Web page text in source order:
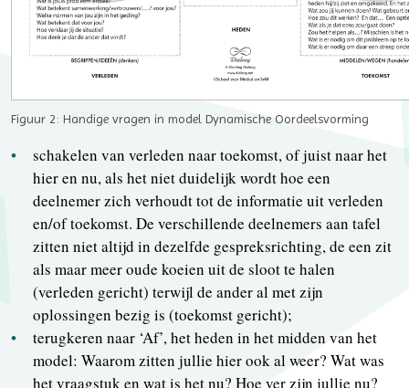
Figuur 2: Handige vragen in model Dynamische Oordeelsvorming
schakelen van verleden naar toekomst, of juist naar het
hier en nu, als het niet duidelijk wordt hoe een
deelnemer zich verhoudt tot de informatie uit verleden
en/of toekomst. De verschillende deelnemers aan tafel
zitten niet altijd in dezelfde gespreksrichting, de een zit
als maar meer oude koeien uit de sloot te halen
(verleden gericht) terwijl de ander al met zijn
oplossingen bezig is (toekomst gericht);
terugkeren naar ‘Af’, het heden in het midden van het
model: Waarom zitten jullie hier ook al weer? Wat was
het vraagstuk en wat is het nu? Hoe ver zijn jullie nu?